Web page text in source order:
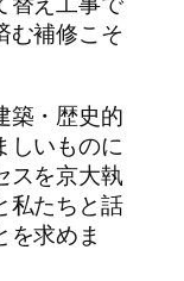
む補修こそ
築・歴史的
しいものに
スを京大執
私たちと話
を求めま